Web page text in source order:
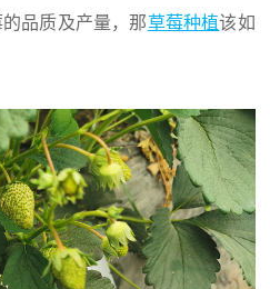
品质及产量，那草莓种植该如